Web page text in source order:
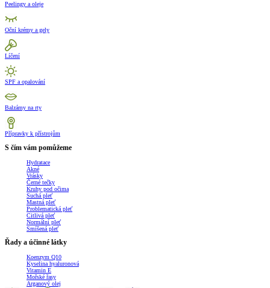
Peelingy a oleje
Oční krémy a gely
Líčení
SPF a opalování
Balzámy na rty
Přípravky k přístrojům
S čím vám pomůžeme
Hydratace
Akné
Vrásky
Černé tečky
Kruhy pod očima
Suchá pleť
Mastná pleť
Problematická pleť
Citlivá pleť
Normální pleť
Smíšená pleť
Řady a účinné látky
Koenzym Q10
Kyselina hyaluronová
Vitamin E
Mořské řasy
Arganový olej